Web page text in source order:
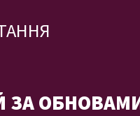
ЗА